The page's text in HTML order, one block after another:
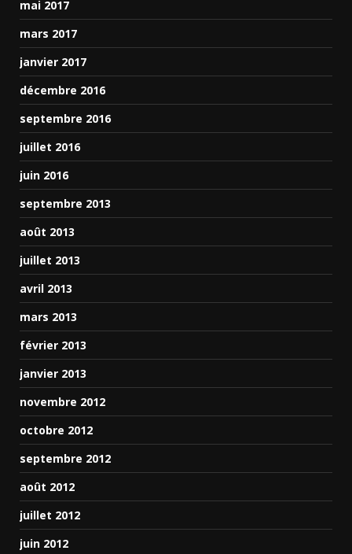
mai 2017
mars 2017
janvier 2017
décembre 2016
septembre 2016
juillet 2016
juin 2016
septembre 2013
août 2013
juillet 2013
avril 2013
mars 2013
février 2013
janvier 2013
novembre 2012
octobre 2012
septembre 2012
août 2012
juillet 2012
juin 2012